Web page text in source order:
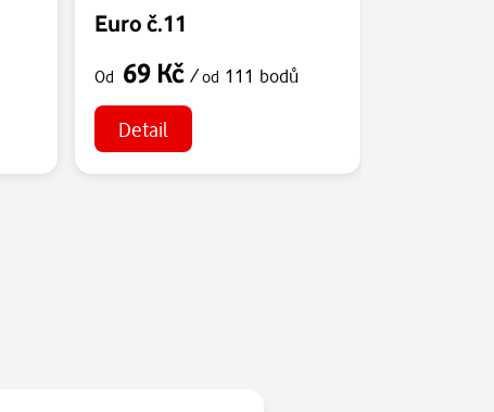
Euro č.11
Od 69 Kč/od 111 bodů
Detail